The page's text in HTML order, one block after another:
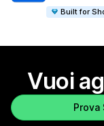
Built for
Vuoi